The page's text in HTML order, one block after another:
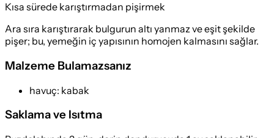
Kısa sürede karıştırmadan pişirmek
Ara sıra karıştırarak bulgurun altı yanmaz ve eşit şekilde
pişer; bu, yemeğin iç yapısının homojen kalmasını sağlar.
Malzeme Bulamazsanız
havuç: kabak
Saklama ve Isıtma